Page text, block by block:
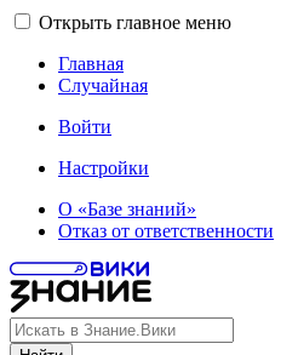
Открыть главное меню
Главная
Случайная
Войти
Настройки
О «Базе знаний»
Отказ от ответственности